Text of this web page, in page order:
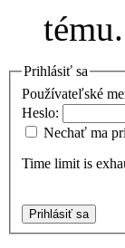
tému.
Prihlásiť sa
Používateľské
Heslo:
Nechať ma
Time limit is
Prihlásiť sa